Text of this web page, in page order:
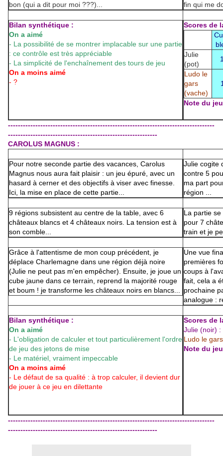
bon (qui a dit pour moi ???)...
fin qui me
Bilan synthétique :
On a aimé
- La possibilité de se montrer implacable sur une partie
: ce contrôle est très appréciable
- La simplicité de l'enchaînement des tours de jeu
On a moins aimé
- ?
Scores de
Julie
(pot)
Ludo le
gars
(vache)
Note du
-----------------------------------------------------------------------------------
------------------------------------------------------------
CAROLUS MAGNUS :
Pour notre seconde partie des vacances, Carolus
Magnus nous aura fait plaisir : un jeu épuré, avec un
hasard à cerner et des objectifs à viser avec finesse.
Ici, la mise en place de cette partie...
Julie cogite
contre 5
ma part
région ...
9 régions subsistent au centre de la table, avec 6
châteaux blancs et 4 châteaux noirs. La tension est à
son comble...
La partie
pour 7
train et je
Grâce à l'attentisme de mon coup précédent, je
déplace Charlemagne dans une région déjà noire
(Julie ne peut pas m'en empêcher). Ensuite, je joue un
cube jaune dans ce terrain, reprend la majorité rouge
et boum ! je transforme les châteaux noirs en blancs...
Une vue
premières
coups à
fait, cela a
prochaine
analogue :
Bilan synthétique :
On a aimé
- L'obligation de calculer et tout particulièrement l'ordre
de jeu des jetons de mise
- Le matériel, vraiment impeccable
On a moins aimé
- Le défaut de sa qualité : à trop calculer, il devient dur
de jouer à ce jeu en dilettante
Scores de
Julie (noir)
Ludo le
Note du
-----------------------------------------------------------------------------------
------------------------------------------------------------